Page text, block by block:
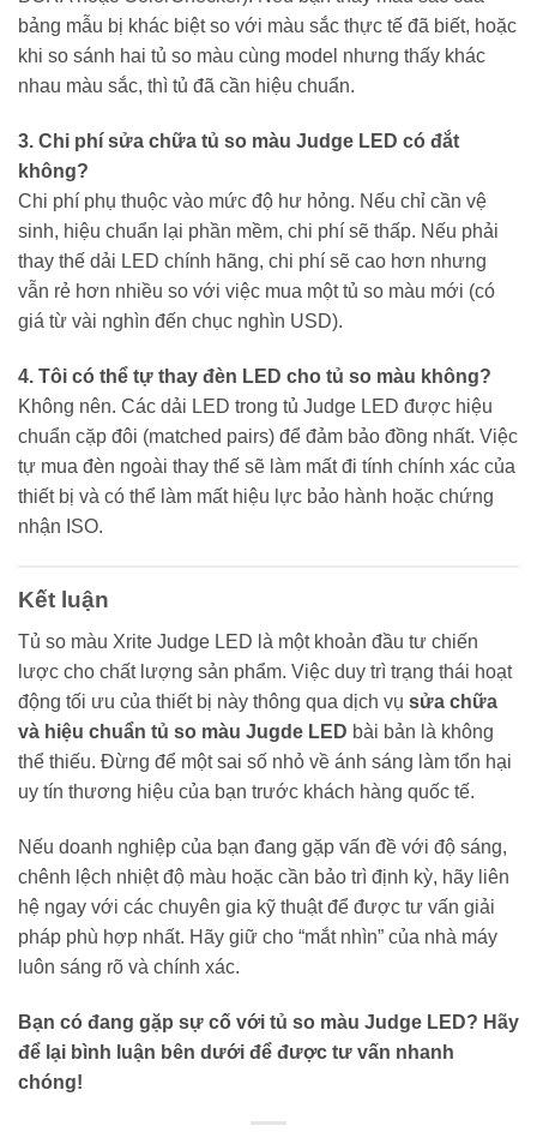
bảng mẫu bị khác biệt so với màu sắc thực tế đã biết, hoặc
khi so sánh hai tủ so màu cùng model nhưng thấy khác
nhau màu sắc, thì tủ đã cần hiệu chuẩn.
3. Chi phí sửa chữa tủ so màu Judge LED có đắt
không?
Chi phí phụ thuộc vào mức độ hư hỏng. Nếu chỉ cần vệ
sinh, hiệu chuẩn lại phần mềm, chi phí sẽ thấp. Nếu phải
thay thế dải LED chính hãng, chi phí sẽ cao hơn nhưng
vẫn rẻ hơn nhiều so với việc mua một tủ so màu mới (có
giá từ vài nghìn đến chục nghìn USD).
4. Tôi có thể tự thay đèn LED cho tủ so màu không?
Không nên. Các dải LED trong tủ Judge LED được hiệu
chuẩn cặp đôi (matched pairs) để đảm bảo đồng nhất. Việc
tự mua đèn ngoài thay thế sẽ làm mất đi tính chính xác của
thiết bị và có thể làm mất hiệu lực bảo hành hoặc chứng
nhận ISO.
Kết luận
Tủ so màu Xrite Judge LED là một khoản đầu tư chiến
lược cho chất lượng sản phẩm. Việc duy trì trạng thái hoạt
động tối ưu của thiết bị này thông qua dịch vụ sửa chữa
và hiệu chuẩn tủ so màu Jugde LED bài bản là không
thể thiếu. Đừng để một sai số nhỏ về ánh sáng làm tổn hại
uy tín thương hiệu của bạn trước khách hàng quốc tế.
Nếu doanh nghiệp của bạn đang gặp vấn đề với độ sáng,
chênh lệch nhiệt độ màu hoặc cần bảo trì định kỳ, hãy liên
hệ ngay với các chuyên gia kỹ thuật để được tư vấn giải
pháp phù hợp nhất. Hãy giữ cho “mắt nhìn” của nhà máy
luôn sáng rõ và chính xác.
Bạn có đang gặp sự cố với tủ so màu Judge LED? Hãy
để lại bình luận bên dưới để được tư vấn nhanh
chóng!